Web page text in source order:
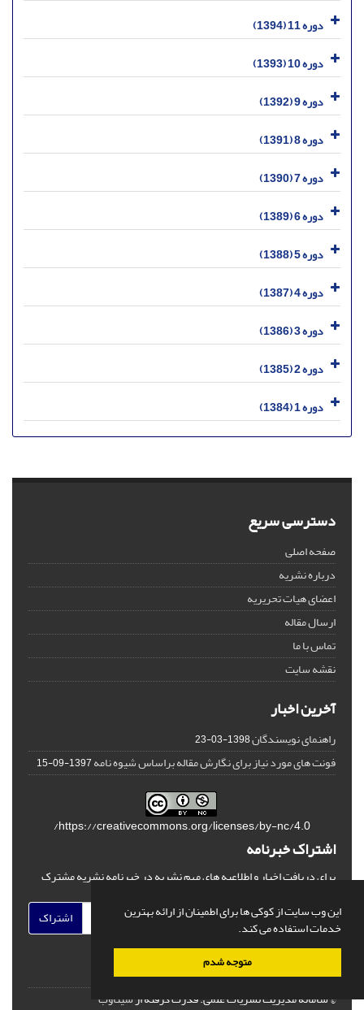
این وب سایت از کوکی ها برای اطمینان از ارائه بهترین
خدمات استفاده می کند.
متوجه شدم
دوره 11 (1394)
دوره 10 (1393)
دوره 9 (1392)
دوره 8 (1391)
دوره 7 (1390)
دوره 6 (1389)
دوره 5 (1388)
دوره 4 (1387)
دوره 3 (1386)
دوره 2 (1385)
دوره 1 (1384)
دسترسی سریع
صفحه اصلی
درباره نشریه
اعضای هیات تحریریه
ارسال مقاله
تماس با ما
نقشه سایت
آخرین اخبار
راهنمای نویسندگان1398-03-23
فونت های مورد نیاز برای نگارش مقاله براساس شیوه نامه1397-09-15
https://creativecommons.org/licenses/by-nc/4.0/
اشتراک خبرنامه
برای دریافت اخبار و اطلاعیه های مهم نشریه در خبرنامه نشریه مشترک
اشتراک
© سامانه مدیریت نشریات علمی.قدرت گرفته ازسیناوب